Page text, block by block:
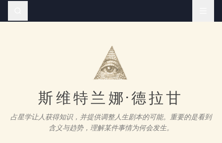
斯维特兰娜·德拉甘
占星学让人获得知识，并提供调整人生剧本的可能。重要的是看到
含义与趋势，理解某件事情为何会发生。